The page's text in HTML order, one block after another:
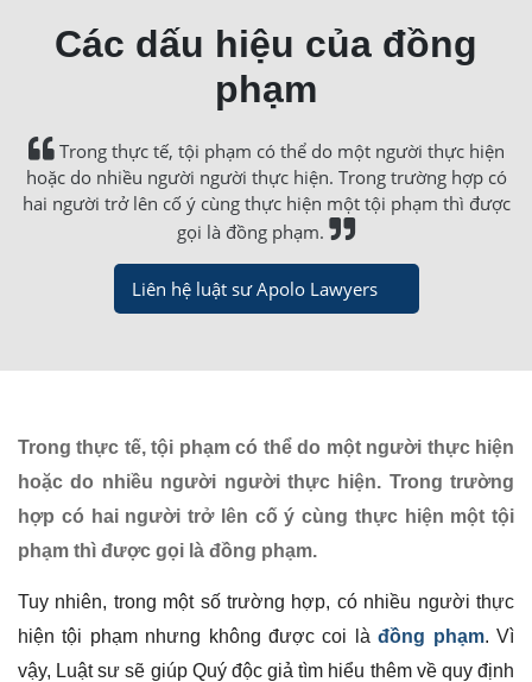
Các dấu hiệu của đồng
phạm
Trong thực tế, tội phạm có thể do một người thực hiện
hoặc do nhiều người người thực hiện. Trong trường hợp có
hai người trở lên cố ý cùng thực hiện một tội phạm thì được
gọi là đồng phạm.
Liên hệ luật sư Apolo Lawyers
Trong thực tế, tội phạm có thể do một người thực hiện
hoặc do nhiều người người thực hiện. Trong trường
hợp có hai người trở lên cố ý cùng thực hiện một tội
phạm thì được gọi là đồng phạm.
Tuy nhiên, trong một số trường hợp, có nhiều người thực
hiện tội phạm nhưng không được coi làđồng phạm. Vì
vậy, Luật sư sẽ giúp Quý độc giả tìm hiểu thêm về quy định